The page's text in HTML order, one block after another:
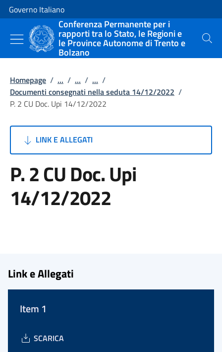
Vai al contenuto
Vai alla navigazione del sito
Governo Italiano
Conferenza Permanente per i
rapporti tra lo Stato, le Regioni e
le Province Autonome di Trento e
Bolzano
Cerca
Homepage / ... / ... / ... /
Documenti consegnati nella seduta 14/12/2022 /
P. 2 CU Doc. Upi 14/12/2022
LINK E ALLEGATI
P. 2 CU Doc. Upi
14/12/2022
Link e Allegati
Item 1
SCARICA